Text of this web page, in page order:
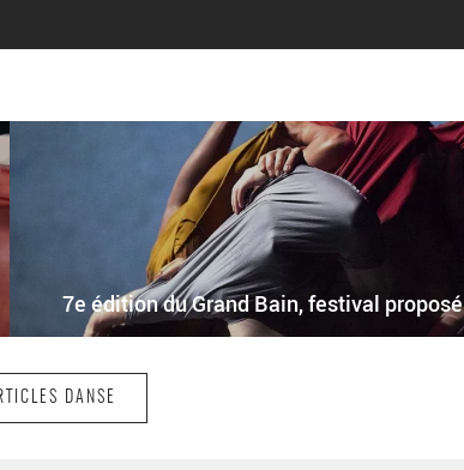
7e édition du Grand Bain, festival
DANSE